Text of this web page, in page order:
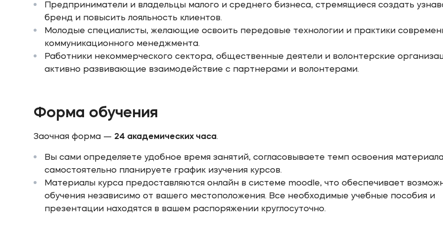
Предприниматели и владельцы малого и среднего бизнеса, стремящиеся создать
бренд и повысить лояльность клиентов.
Молодые специалисты, желающие освоить передовые технологии и практики
коммуникационного менеджмента.
Работники некоммерческого сектора, общественные деятели и волонтерские
активно развивающие взаимодействие с партнерами и волонтерами.
Форма обучения
Заочная форма — 24 академических часа.
Вы сами определяете удобное время занятий, согласовываете темп освоения
самостоятельно планируете график изучения курсов.
Материалы курса предоставляются онлайн в системе moodle, что обеспечивает
обучения независимо от вашего местоположения. Все необходимые учебные пособия и
презентации находятся в вашем распоряжении круглосуточно.